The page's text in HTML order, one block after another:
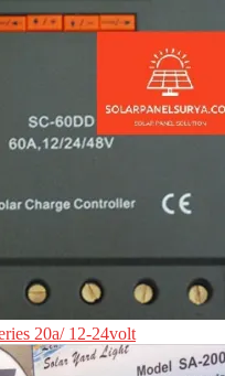
20a/ 12-24volt